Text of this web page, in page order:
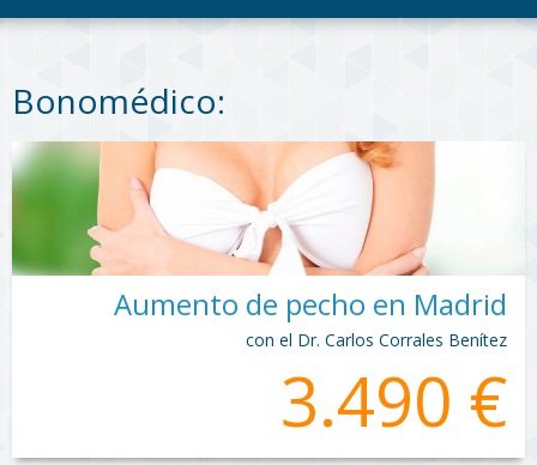
Bonomédico:
Aumento de pecho en Madrid
con el Dr. Carlos Corrales Benítez
3.490 €